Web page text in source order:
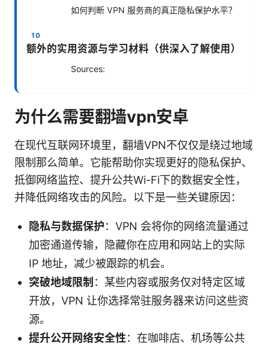
如何判断 VPN 服务商的真正隐私保护水平？
额外的实用资源与学习材料（供深入了解使用）
Sources:
为什么需要翻墙vpn安卓
在现代互联网环境里，翻墙VPN不仅仅是绕过地域
限制那么简单。它能帮助你实现更好的隐私保护、
抵御网络监控、提升公共Wi-Fi下的数据安全性，
并降低网络攻击的风险。以下是一些关键原因：
隐私与数据保护：VPN 会将你的网络流量通过
加密通道传输，隐藏你在应用和网站上的实际
IP 地址，减少被跟踪的机会。
突破地域限制 ：某些内容或服务仅对特定区域
开放，VPN 让你选择常驻服务器来访问这些资
源。
提升公开网络安全性：在咖啡店、机场等公共